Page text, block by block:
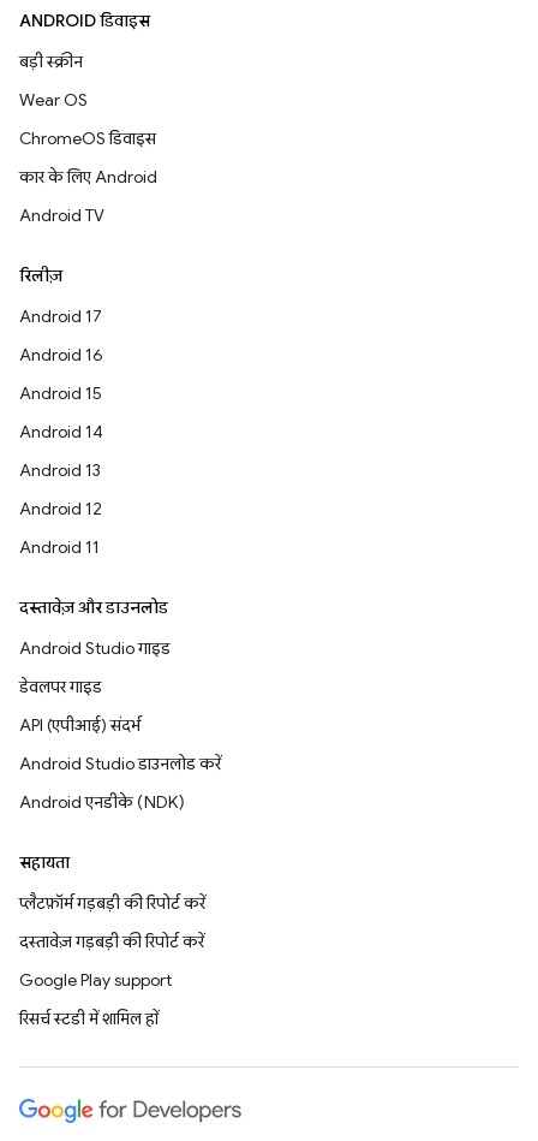
ANDROID डिवाइस
बड़ी स्क्रीन
Wear OS
ChromeOS डिवाइस
कार के लिए Android
Android TV
रिलीज़
Android 17
Android 16
Android 15
Android 14
Android 13
Android 12
Android 11
दस्तावेज़ और डाउनलोड
Android Studio गाइड
डेवलपर गाइड
API (एपीआई) संदर्भ
Android Studio डाउनलोड करें
Android एनडीके (NDK)
सहायता
प्लैटफ़ॉर्म गड़बड़ी की रिपोर्ट करें
दस्तावेज़ गड़बड़ी की रिपोर्ट करें
Google Play support
रिसर्च स्टडी में शामिल हों